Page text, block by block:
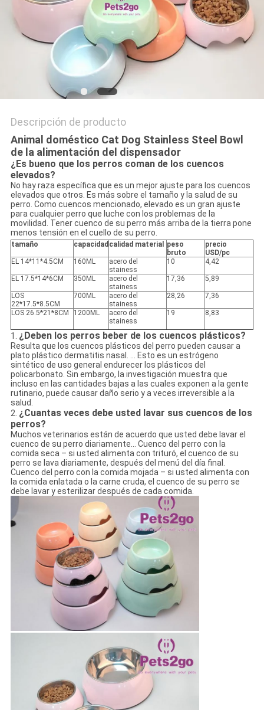
Descripción de producto
Animal doméstico Cat Dog Stainless Steel Bowl
de la alimentación del dispensador
¿Es bueno que los perros coman de los cuencos
elevados?
No hay raza específica que es un mejor ajuste para los cuencos
elevados que otros. Es más sobre el tamaño y la salud de su
perro. Como cuencos mencionado, elevado es un gran ajuste
para cualquier perro que luche con los problemas de la
movilidad. Tener cuenco de su perro más arriba de la tierra pone
menos tensión en el cuello de su perro.
tamaño capacidad calidad material
peso
bruto
precio
USD/pc
EL 14*11*4.5CM
160ML
acero del
stainess
10 4,42
EL 17.5*14*6CM 350ML
acero del
stainess
17,36 5,89
LOS
22*17.5*8.5CM
700ML
acero del
stainess
28,26 7,36
LOS 26.5*21*8CM 1200ML
acero del
stainess
19 8,83
1. ¿Deben los perros beber de los cuencos plásticos?
Resulta que los cuencos plásticos del perro pueden causar a
plato plástico dermatitis nasal. … Esto es un estrógeno
sintético de uso general endurecer los plásticos del
policarbonato. Sin embargo, la investigación muestra que
incluso en las cantidades bajas a las cuales exponen a la gente
rutinario, puede causar daño serio y a veces irreversible a la
salud.
2. ¿Cuantas veces debe usted lavar sus cuencos de los
perros?
Muchos veterinarios están de acuerdo que usted debe lavar el
cuenco de su perro diariamente… Cuenco del perro con la
comida seca – si usted alimenta con trituró, el cuenco de su
perro se lava diariamente, después del menú del día final.
Cuenco del perro con la comida mojada – si usted alimenta con
la comida enlatada o la carne cruda, el cuenco de su perro se
debe lavar y esterilizar después de cada comida.